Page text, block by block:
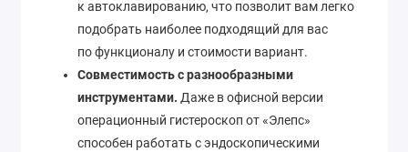
к автоклавированию, что позволит вам легко
подобрать наиболее подходящий для вас
по функционалу и стоимости вариант.
Совместимость с разнообразными
инструментами. Даже в офисной версии
операционный гистероскоп от «Элепс»
способен работать с эндоскопическими